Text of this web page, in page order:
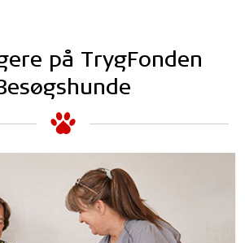
på TrygFonden